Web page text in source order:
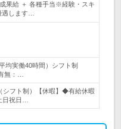
果給 ＋ 各種手当※経験・スキ
します…
均実働40時間）シフト制
無：…
シフト制）【休暇】◆有給休暇
日祝日…